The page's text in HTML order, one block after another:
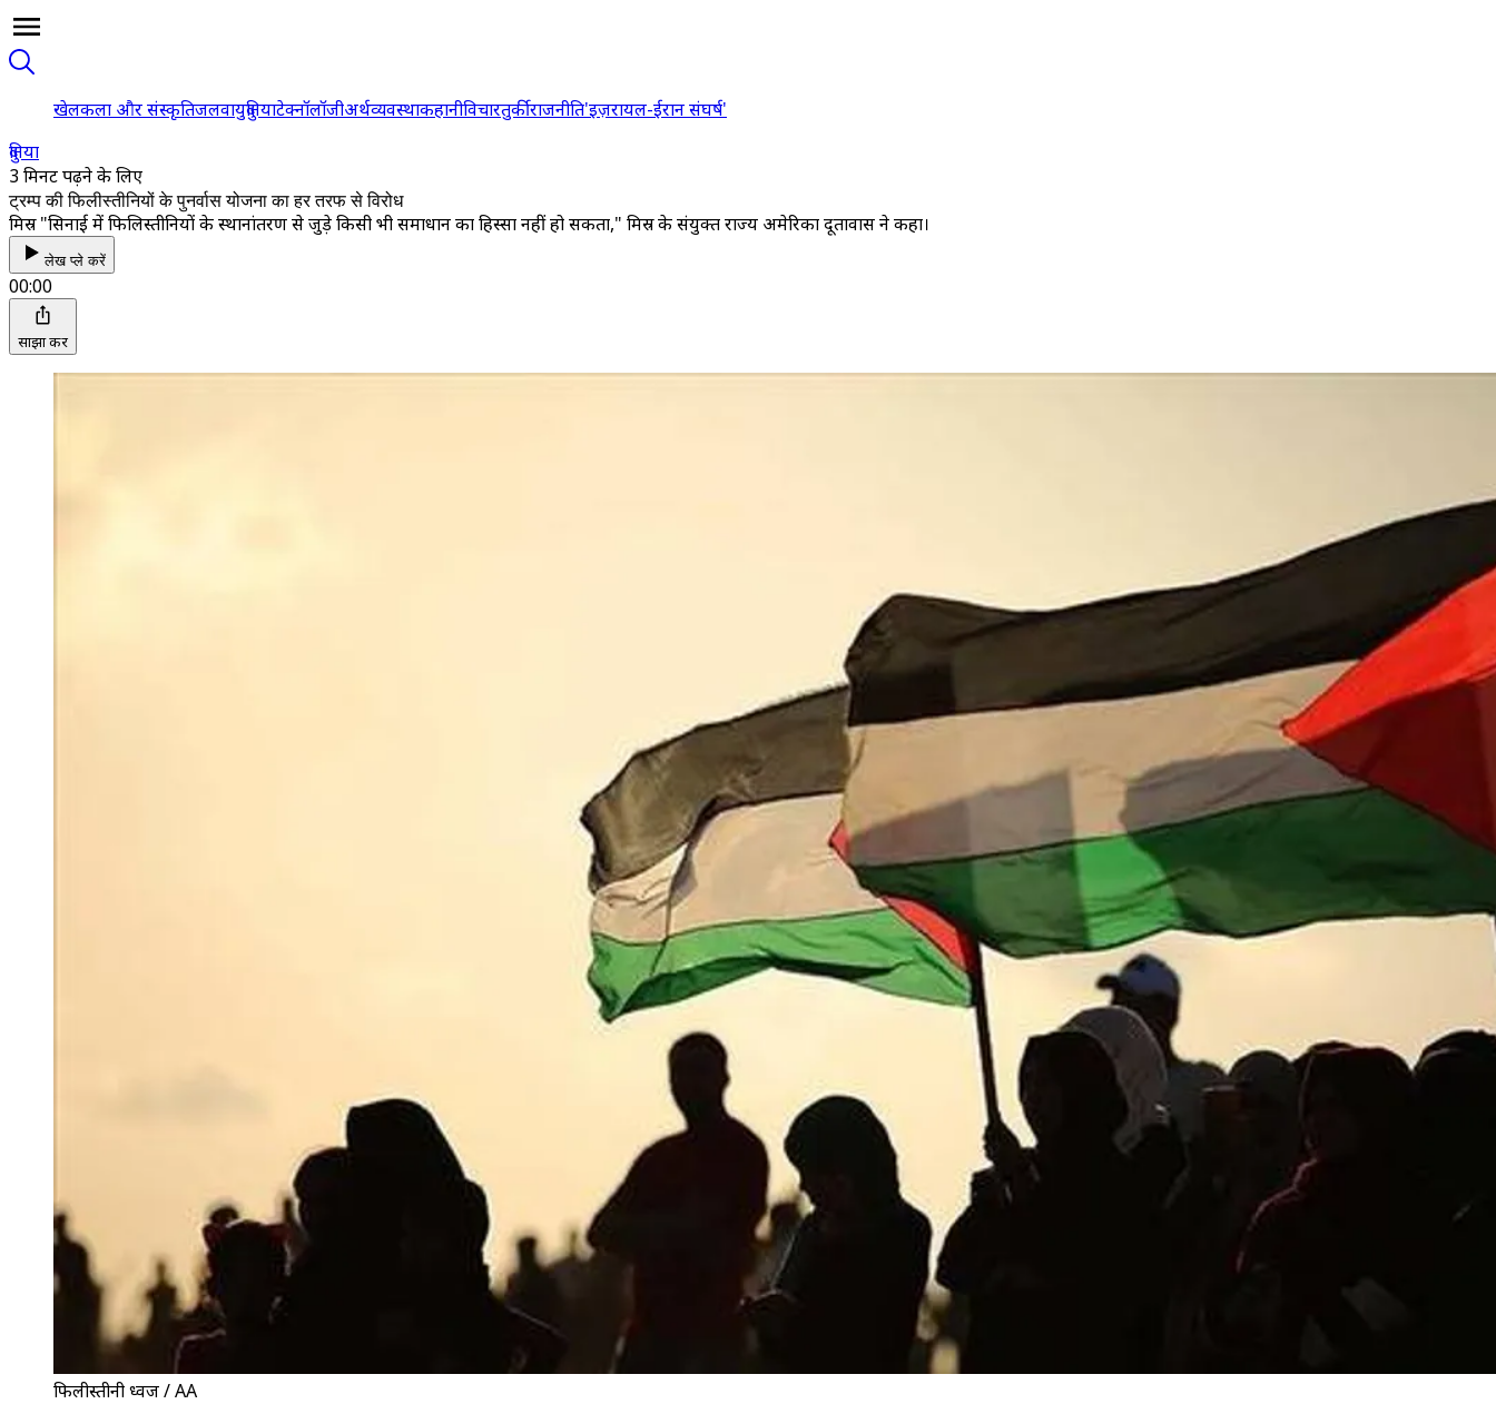
खेलकला और संस्कृतिजलवायुदुनियाटेक्नॉलॉजीअर्थव्यवस्थाकहानीविचारतुर्कीराजनीति'इज़रायल-ईरान संघर्ष'
दुनिया
3 मिनट पढ़ने के लिए
ट्रम्प की फिलीस्तीनियों के पुनर्वास योजना का हर तरफ से विरोध
मिस्र "सिनाई में फिलिस्तीनियों के स्थानांतरण से जुड़े किसी भी समाधान का हिस्सा नहीं हो सकता," मिस्र के संयुक्त राज्य अमेरिका दूतावास ने कहा।
लेख प्ले करें
00:00
साझा करें
फिलीस्तीनी ध्वज / AA